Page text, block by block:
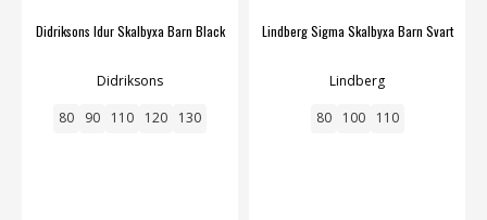
Didriksons Idur Skalbyxa Barn Black
Didriksons
80 90 110 120 130
Lindberg Sigma Skalbyxa Barn Svart
Lindberg
80 100 110